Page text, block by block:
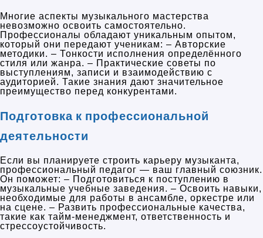
Многие аспекты музыкального мастерства
невозможно освоить самостоятельно.
Профессионалы обладают уникальным опытом,
который они передают ученикам: – Авторские
методики. – Тонкости исполнения определённого
стиля или жанра. – Практические советы по
выступлениям, записи и взаимодействию с
аудиторией. Такие знания дают значительное
преимущество перед конкурентами.
Подготовка к профессиональной
деятельности
Если вы планируете строить карьеру музыканта,
профессиональный педагог — ваш главный союзник.
Он поможет: – Подготовиться к поступлению в
музыкальные учебные заведения. – Освоить навыки,
необходимые для работы в ансамбле, оркестре или
на сцене. – Развить профессиональные качества,
такие как тайм-менеджмент, ответственность и
стрессоустойчивость.